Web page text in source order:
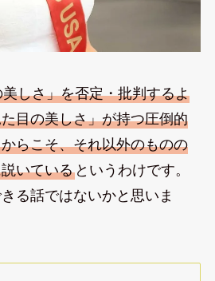
しさ」を否定・批判するよ
目の美しさ」が持つ圧倒的
らこそ、それ以外のものの
いているというわけです。
る話ではないかと思いま